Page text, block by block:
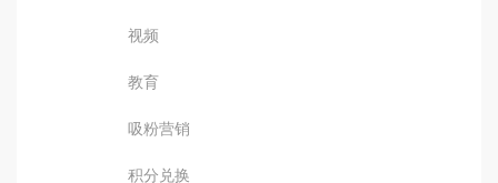
视频
教育
吸粉营销
积分兑换